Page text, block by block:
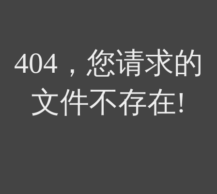
404，您请求的
文件不存在!